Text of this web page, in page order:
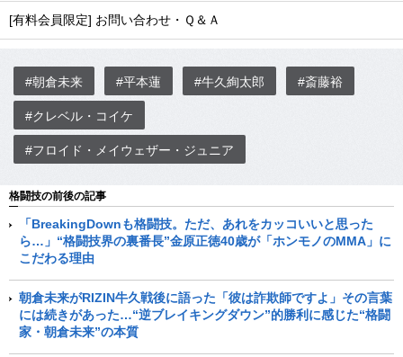
[有料会員限定] お問い合わせ・Ｑ＆Ａ
#朝倉未来 #平本蓮 #牛久絢太郎 #斎藤裕
#クレベル・コイケ
#フロイド・メイウェザー・ジュニア
格闘技の前後の記事
「BreakingDownも格闘技。ただ、あれをカッコいいと思った
ら…」“格闘技界の裏番長”金原正徳40歳が「ホンモノのMMA」に
こだわる理由
朝倉未来がRIZIN牛久戦後に語った「彼は詐欺師ですよ」その言葉
には続きがあった…“逆ブレイキングダウン”的勝利に感じた“格闘
家・朝倉未来”の本質